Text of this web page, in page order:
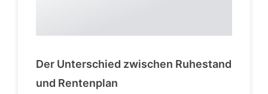
Der Unterschied zwischen Ruhestand
und Rentenplan